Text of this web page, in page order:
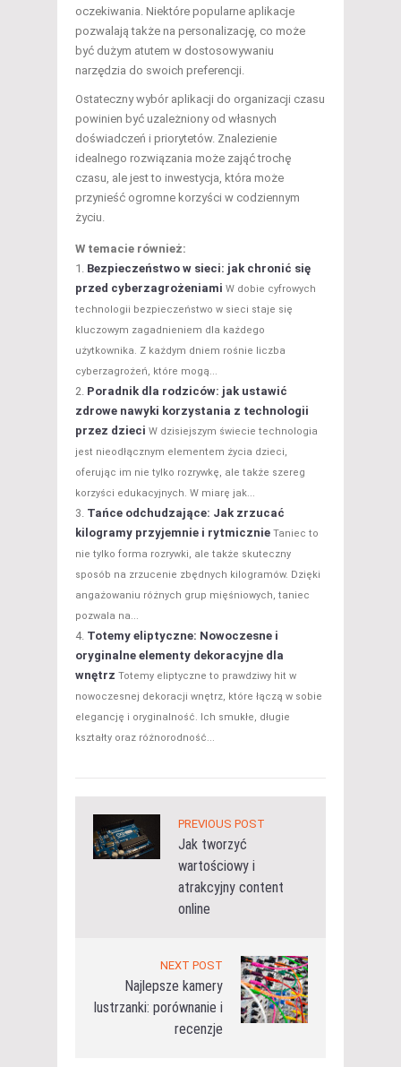
oczekiwania. Niektóre popularne aplikacje
pozwalają także na personalizację, co może
być dużym atutem w dostosowywaniu
narzędzia do swoich preferencji.
Ostateczny wybór aplikacji do organizacji czasu
powinien być uzależniony od własnych
doświadczeń i priorytetów. Znalezienie
idealnego rozwiązania może zająć trochę
czasu, ale jest to inwestycja, która może
przynieść ogromne korzyści w codziennym
życiu.
W temacie również:
Bezpieczeństwo w sieci: jak chronić się
przed cyberzagrożeniami W dobie cyfrowych
technologii bezpieczeństwo w sieci staje się
kluczowym zagadnieniem dla każdego
użytkownika. Z każdym dniem rośnie liczba
cyberzagrożeń, które mogą...
Poradnik dla rodziców: jak ustawić
zdrowe nawyki korzystania z technologii
przez dzieci W dzisiejszym świecie technologia
jest nieodłącznym elementem życia dzieci,
oferując im nie tylko rozrywkę, ale także szereg
korzyści edukacyjnych. W miarę jak...
Tańce odchudzające: Jak zrzucać
kilogramy przyjemnie i rytmicznie Taniec to
nie tylko forma rozrywki, ale także skuteczny
sposób na zrzucenie zbędnych kilogramów. Dzięki
angażowaniu różnych grup mięśniowych, taniec
pozwala na...
Totemy eliptyczne: Nowoczesne i
oryginalne elementy dekoracyjne dla
wnętrz Totemy eliptyczne to prawdziwy hit w
nowoczesnej dekoracji wnętrz, które łączą w sobie
elegancję i oryginalność. Ich smukłe, długie
kształty oraz różnorodność...
PREVIOUS POST
Jak tworzyć
wartościowy i
atrakcyjny content
online
NEXT POST
Najlepsze kamery
lustrzanki: porównanie i
recenzje